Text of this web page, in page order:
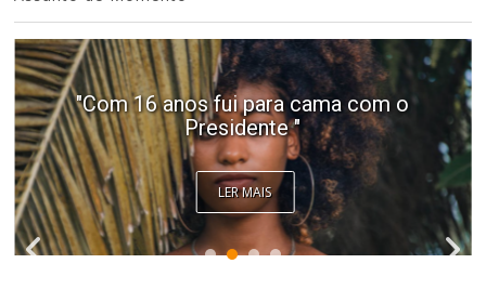
"Com 16 anos fui para cama com o
Presidente "
LER MAIS